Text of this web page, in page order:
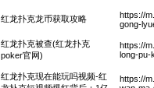
红龙扑克龙币获取攻略
https://
gong-
红龙扑克被查(红龙扑克
poker官网)
https://
long-pu-
红龙扑克现在能玩吗视频-红
https://